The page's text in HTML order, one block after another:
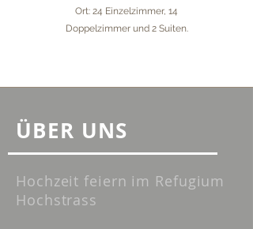
ÜBER UNS
Hochzeit feiern im Refugium
Hochstrass
Ort: 24 Einzelzimmer, 14
Doppelzimmer und 2 Suiten.